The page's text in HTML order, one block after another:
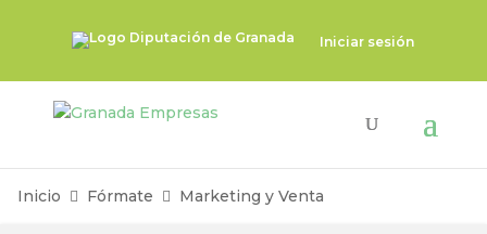
Iniciar sesión
Inicio Fórmate Marketing y Venta